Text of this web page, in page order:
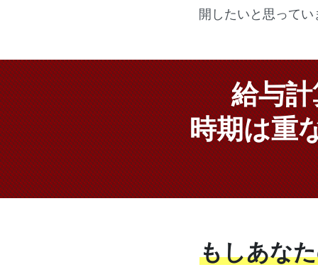
開したいと思ってい
給与
時期は重
もしあな